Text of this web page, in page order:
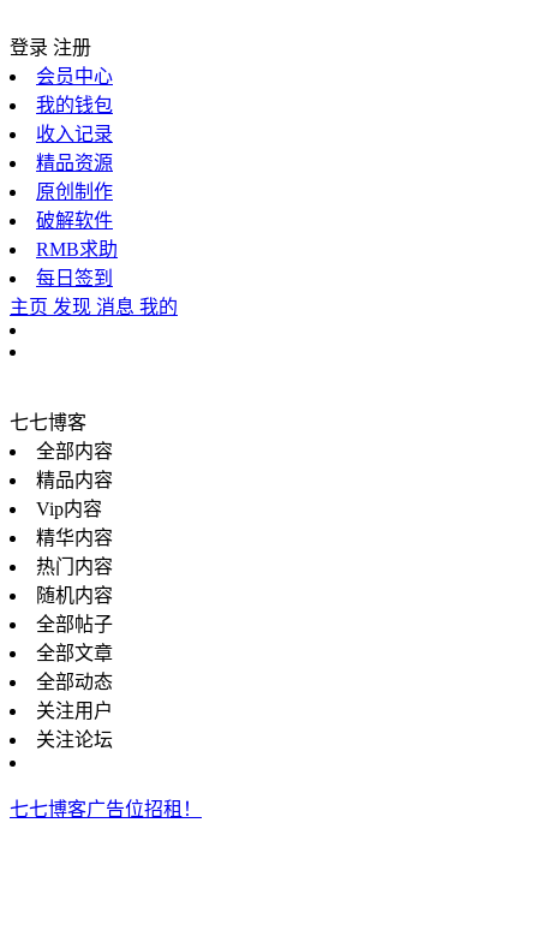
登录 注册
会员中心
我的钱包
收入记录
精品资源
原创制作
破解软件
RMB求助
每日签到
主页 发现 消息 我的
七七博客
全部内容
精品内容
Vip内容
精华内容
热门内容
随机内容
全部帖子
全部文章
全部动态
关注用户
关注论坛
七七博客广告位招租！